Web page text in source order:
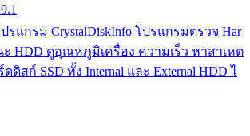
รแกรม CrystalDiskInfo โปรแกรมตรวจ Har
ะ HDD ดูอุณหภูมิเครื่อง ความเร็ว หาสาเหต
ดิสก์ SSD ทั้ง Internal และ External HDD ไ